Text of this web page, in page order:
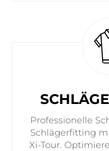
Professionelle
Schlägerfitting
Xi-Tour.